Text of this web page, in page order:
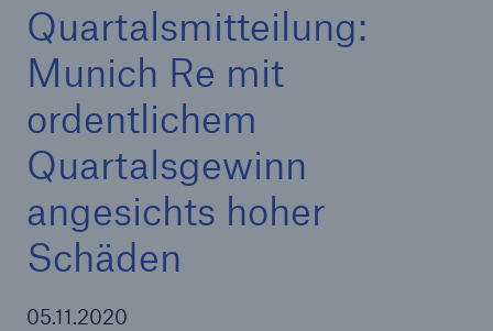
Quartalsmitteilung:
Munich Re mit
ordentlichem
Quartalsgewinn
angesichts hoher
Schäden
05.11.2020
Tech Trend Radar 2026